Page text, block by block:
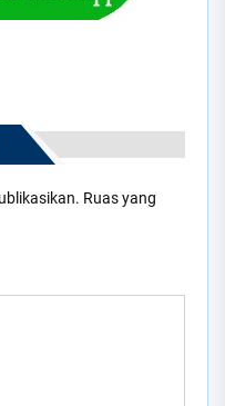
Ruas yang